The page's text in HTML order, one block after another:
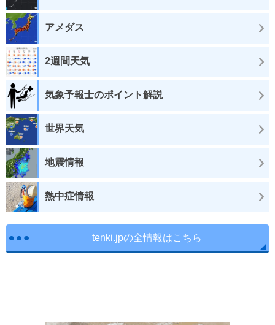
アメダス
2週間天気
気象予報士のポイント解説
世界天気
地震情報
熱中症情報
tenki.jpの全情報はこちら